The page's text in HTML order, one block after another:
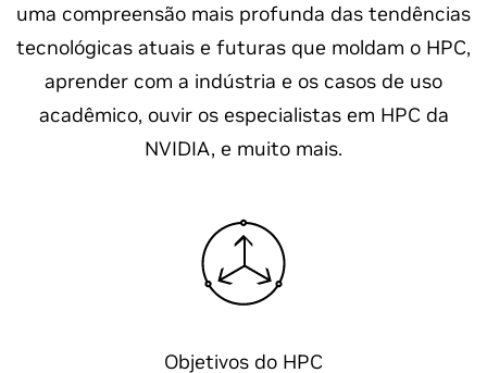
uma compreensão mais profunda das tendências
tecnológicas atuais e futuras que moldam o HPC,
aprender com a indústria e os casos de uso
acadêmico, ouvir os especialistas em HPC da
NVIDIA, e muito mais.
Objetivos do HPC